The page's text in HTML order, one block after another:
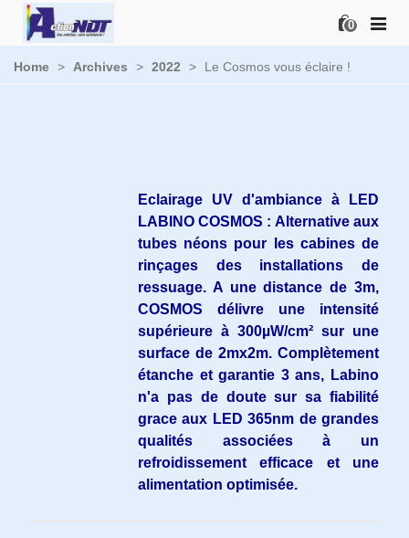
0
Home > Archives > 2022 > Le Cosmos vous éclaire !
Eclairage UV d'ambiance à LED
LABINO COSMOS : Alternative aux
tubes néons pour les cabines de
rinçages des installations de
ressuage. A une distance de 3m,
COSMOS délivre une intensité
supérieure à 300µW/cm² sur une
surface de 2mx2m. Complètement
étanche et garantie 3 ans, Labino
n'a pas de doute sur sa fiabilité
grace aux LED 365nm de grandes
qualités associées à un
refroidissement efficace et une
alimentation optimisée.